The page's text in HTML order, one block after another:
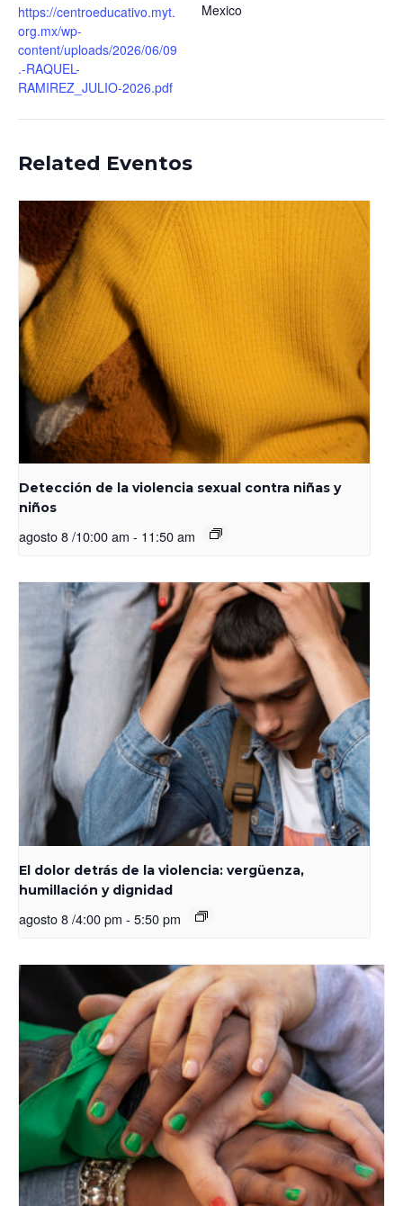
Mexico
https://centroeducativo.myt.
org.mx/wp-
content/uploads/2026/06/09
.-RAQUEL-
RAMIREZ_JULIO-2026.pdf
Related Eventos
Detección de la violencia sexual contra niñas y
niños
agosto 8 /10:00 am - 11:50 am
El dolor detrás de la violencia: vergüenza,
humillación y dignidad
agosto 8 /4:00 pm - 5:50 pm